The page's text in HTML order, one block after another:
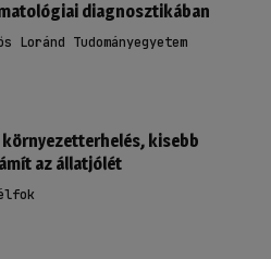
diagnosztikában
Loránd Tudományegyetem
kisebb
az állatjólét